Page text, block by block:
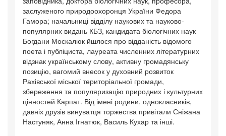
заслуженого природоохоронця України Федора
Гамора; начальниці відділу наукових та науково-
популярних видань КБЗ, кандидата біологічних наук
Богдани Москалюк йшлося про відданість відомого
поета і публіциста, лауреата численних літературних
відзнак українському слову, активну громадянську
позицію, вагомий внесок у духовний розвиток
Рахівської міської територіальної громади,
збереження та популяризацію природних і культурних
цінностей Карпат. Від імені родини, однокласників,
давніх друзів винуватця торжества привітали Сніжана
Настуняк, Анна Ігнатюк, Василь Кухар та інші.